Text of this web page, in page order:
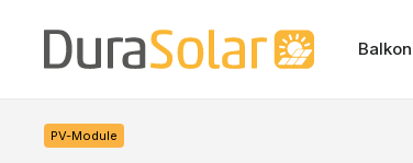
springen
Zur Hauptnavigation springen
PV-Module